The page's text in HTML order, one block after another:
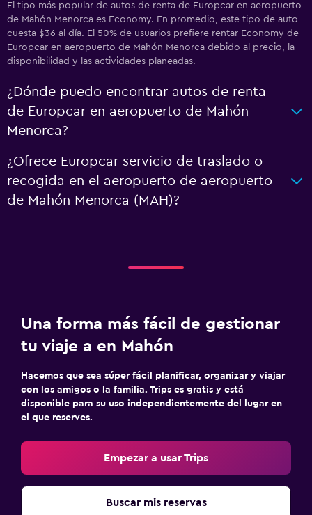
El tipo más popular de autos de renta de Europcar en aeropuerto
de Mahón Menorca es Economy. En promedio, este tipo de auto
cuesta $36 al día. El 50% de usuarios prefiere rentar Economy de
Europcar en aeropuerto de Mahón Menorca debido al precio, la
disponibilidad y las actividades planeadas.
¿Dónde puedo encontrar autos de renta
de Europcar en aeropuerto de Mahón
Menorca?
¿Ofrece Europcar servicio de traslado o
recogida en el aeropuerto de aeropuerto
de Mahón Menorca (MAH)?
Una forma más fácil de gestionar
tu viaje a en Mahón
Hacemos que sea súper fácil planificar, organizar y viajar
con los amigos o la familia. Trips es gratis y está
disponible para su uso independientemente del lugar en
el que reserves.
Empezar a usar Trips
Buscar mis reservas